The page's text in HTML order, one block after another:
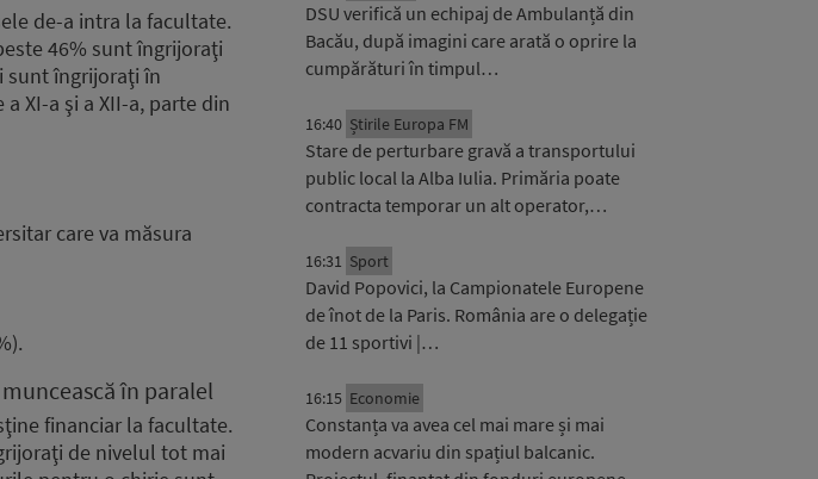
de-a intra la facultate.
46% sunt îngrijoraţi
sunt îngrijoraţi în
XI-a şi a XII-a, parte din
care va măsura
în paralel
financiar la facultate.
de nivelul tot mai
DSU verifică un echipaj de Ambulanță din
Bacău, după imagini care arată o oprire la
cumpărături în timpul…
16:40 Știrile Europa FM
Stare de perturbare gravă a transportului
public local la Alba Iulia. Primăria poate
contracta temporar un alt operator,…
16:31 Sport
David Popovici, la Campionatele Europene
de înot de la Paris. România are o delegație
de 11 sportivi |…
16:15 Economie
Constanța va avea cel mai mare și mai
modern acvariu din spațiul balcanic.